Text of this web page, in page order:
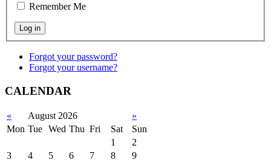
Remember Me
Forgot your password?
Forgot your username?
CALENDAR
« August 2026
»
Mon Tue Wed Thu Fri Sat
Sun
1
2
3
4 5 6 7 8
9